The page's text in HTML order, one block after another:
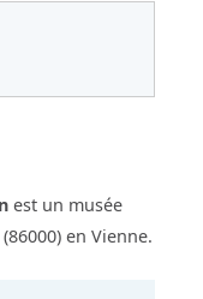
est un musée
(86000) en Vienne.